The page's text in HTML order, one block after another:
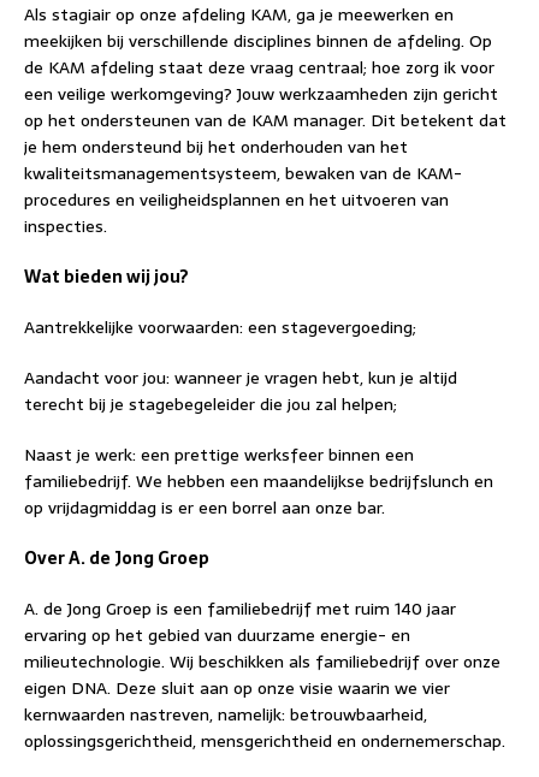
Als stagiair op onze afdeling KAM, ga je meewerken en
meekijken bij verschillende disciplines binnen de afdeling. Op
de KAM afdeling staat deze vraag centraal; hoe zorg ik voor
een veilige werkomgeving? Jouw werkzaamheden zijn gericht
op het ondersteunen van de KAM manager. Dit betekent dat
je hem ondersteund bij het onderhouden van het
kwaliteitsmanagementsysteem, bewaken van de KAM-
procedures en veiligheidsplannen en het uitvoeren van
inspecties.
Wat bieden wij jou?
Aantrekkelijke voorwaarden: een stagevergoeding;
Aandacht voor jou: wanneer je vragen hebt, kun je altijd
terecht bij je stagebegeleider die jou zal helpen;
Naast je werk: een prettige werksfeer binnen een
familiebedrijf. We hebben een maandelijkse bedrijfslunch en
op vrijdagmiddag is er een borrel aan onze bar.
Over A. de Jong Groep
A. de Jong Groep is een familiebedrijf met ruim 140 jaar
ervaring op het gebied van duurzame energie- en
milieutechnologie. Wij beschikken als familiebedrijf over onze
eigen DNA. Deze sluit aan op onze visie waarin we vier
kernwaarden nastreven, namelijk: betrouwbaarheid,
oplossingsgerichtheid, mensgerichtheid en ondernemerschap.